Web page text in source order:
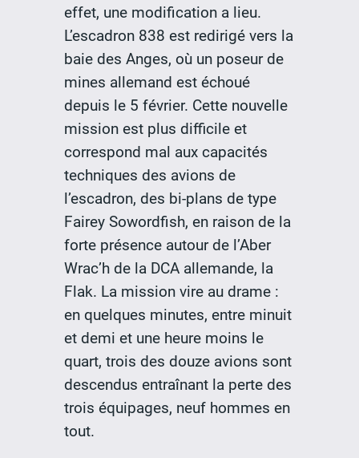
effet, une modification a lieu.
L’escadron 838 est redirigé vers la
baie des Anges, où un poseur de
mines allemand est échoué
depuis le 5 février. Cette nouvelle
mission est plus difficile et
correspond mal aux capacités
techniques des avions de
l’escadron, des bi-plans de type
Fairey Sowordfish, en raison de la
forte présence autour de l’Aber
Wrac’h de la DCA allemande, la
Flak. La mission vire au drame :
en quelques minutes, entre minuit
et demi et une heure moins le
quart, trois des douze avions sont
descendus entraînant la perte des
trois équipages, neuf hommes en
tout.